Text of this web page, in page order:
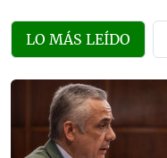
LO MÁS LEÍDO